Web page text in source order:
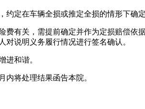
约定在车辆全损或推定全损的情形下确
费有关，需提前确定并作为定损赔偿
说明义务履行情况进行签名确认。
进和谐。
内将处理结果函告本院。